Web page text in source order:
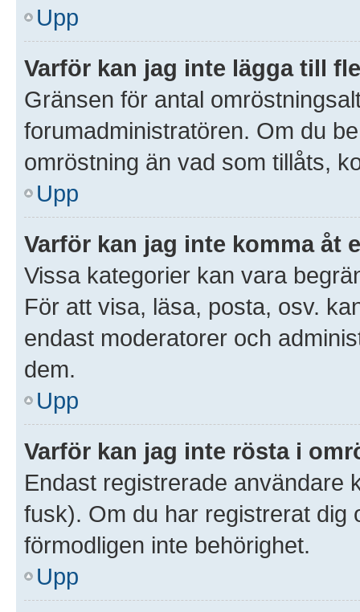
Upp
Varför kan jag inte lägga till
Gränsen för antal
forumadministratören. Om du
omröstning än vad som tillåts,
Upp
Varför kan jag inte komma åt
Vissa kategorier kan vara
För att visa, läsa, posta, osv.
endast moderatorer och
dem.
Upp
Varför kan jag inte rösta i
Endast registrerade användare
fusk). Om du har registrerat dig
förmodligen inte behörighet.
Upp